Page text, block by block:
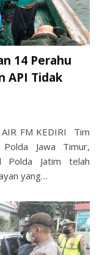
14 Perahu
API Tidak
AIR FM KEDIRI Tim
Jawa Timur,
Polda Jatim telah
yang…